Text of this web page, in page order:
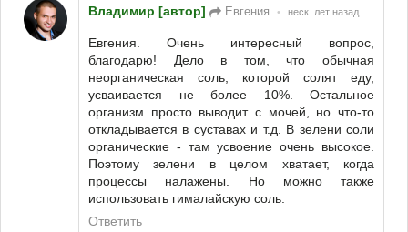
Владимир [автор] Евгения • неск. лет назад
Евгения. Очень интересный вопрос,
благодарю! Дело в том, что обычная
неорганическая соль, которой солят еду,
усваивается не более 10%. Остальное
организм просто выводит с мочей, но что-то
откладывается в суставах и т.д. В зелени соли
органические - там усвоение очень высокое.
Поэтому зелени в целом хватает, когда
процессы налажены. Но можно также
использовать гималайскую соль.
Ответить